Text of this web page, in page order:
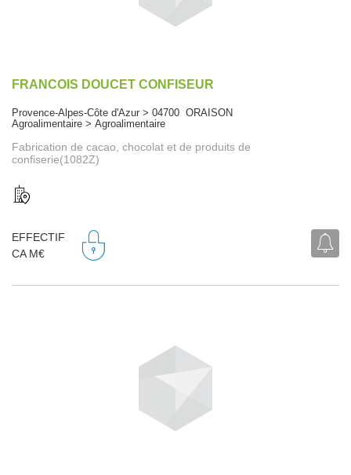
FRANCOIS DOUCET CONFISEUR
Provence-Alpes-Côte d'Azur > 04700 ORAISON
Agroalimentaire > Agroalimentaire
Fabrication de cacao, chocolat et de produits de
confiserie(1082Z)
EFFECTIF
CA M€